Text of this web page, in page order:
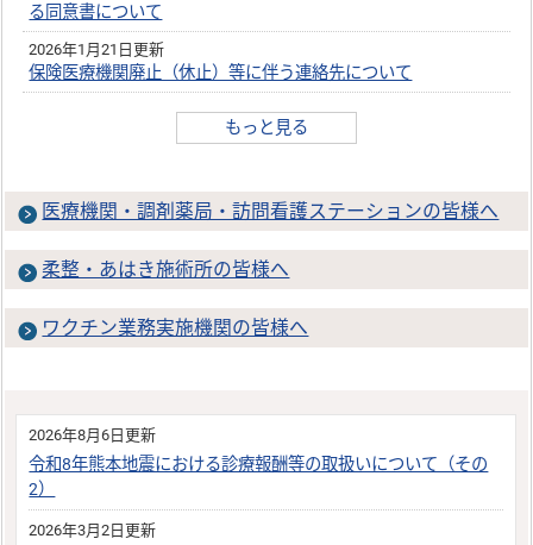
る同意書について
2026年1月21日更新
保険医療機関廃止（休止）等に伴う連絡先について
もっと見る
医療機関・調剤薬局・訪問看護ステーションの皆様へ
柔整・あはき施術所の皆様へ
ワクチン業務実施機関の皆様へ
2026年8月6日更新
令和8年熊本地震における診療報酬等の取扱いについて（その
2）
2026年3月2日更新